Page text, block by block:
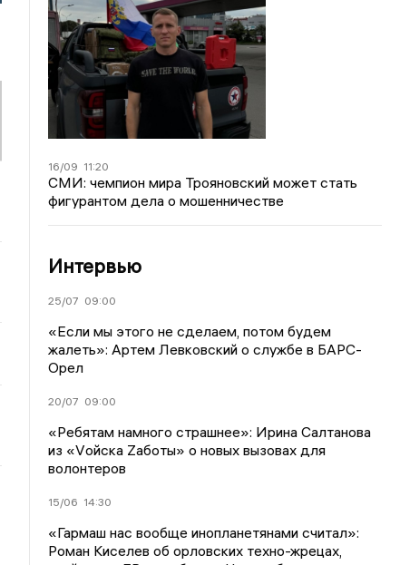
16/09 11:20
СМИ: чемпион мира Трояновский может стать
фигурантом дела о мошенничестве
Интервью
25/07 09:00
«Если мы этого не сделаем, потом будем
жалеть»: Артем Левковский о службе в БАРС-
Орел
20/07 09:00
«Ребятам намного страшнее»: Ирина Салтанова
из «Vойска Zаботы» о новых вызовах для
волонтеров
15/06 14:30
«Гармаш нас вообще инопланетянами считал»:
Роман Киселев об орловских техно-жрецах,